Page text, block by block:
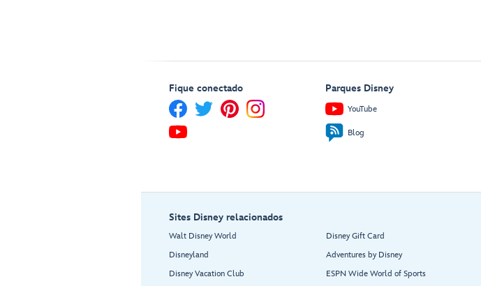
Fique conectado Parques Disney
YouTube
Blog
Sites Disney relacionados
Walt Disney World
Disneyland
Disney Vacation Club
Disney Gift Card
Adventures by Disney
ESPN Wide World of Sports